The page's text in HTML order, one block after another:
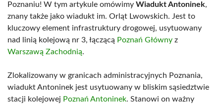
Poznaniu! W tym artykule omówimy Wiadukt Antoninek,
znany także jako wiadukt im. Orląt Lwowskich. Jest to
kluczowy element infrastruktury drogowej, usytuowany
nad linią kolejową nr 3, łączącą Poznań Główny z
Warszawą Zachodnią.
Zlokalizowany w granicach administracyjnych Poznania,
wiadukt Antoninek jest usytuowany w bliskim sąsiedztwie
stacji kolejowej Poznań Antoninek. Stanowi on ważny